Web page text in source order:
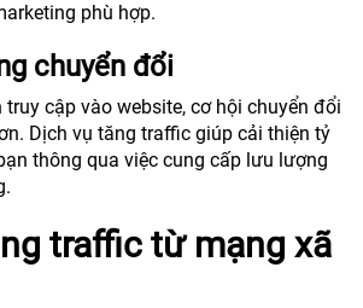
phù hợp.
chuyển đổi
truy cập vào website, cơ hội chuyển đổi
Dịch vụ tăng traffic giúp cải thiện tỷ
thông qua việc cung cấp lưu lượng
traffic từ mạng xã